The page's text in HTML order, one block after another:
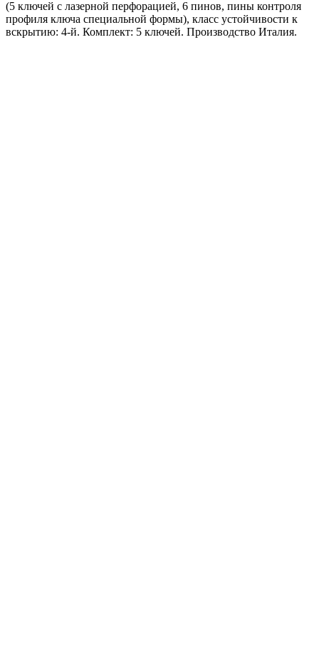
(5 ключей с лазерной перфорацией, 6 пинов, пины контроля
профиля ключа специальной формы), класс устойчивости к
вскрытию: 4-й. Комплект: 5 ключей. Производство Италия.